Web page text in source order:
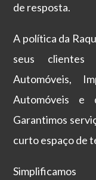
de resposta.
A política da
seus clientes
Automóveis,
Automóveis e
Garantimos
curto espaço de